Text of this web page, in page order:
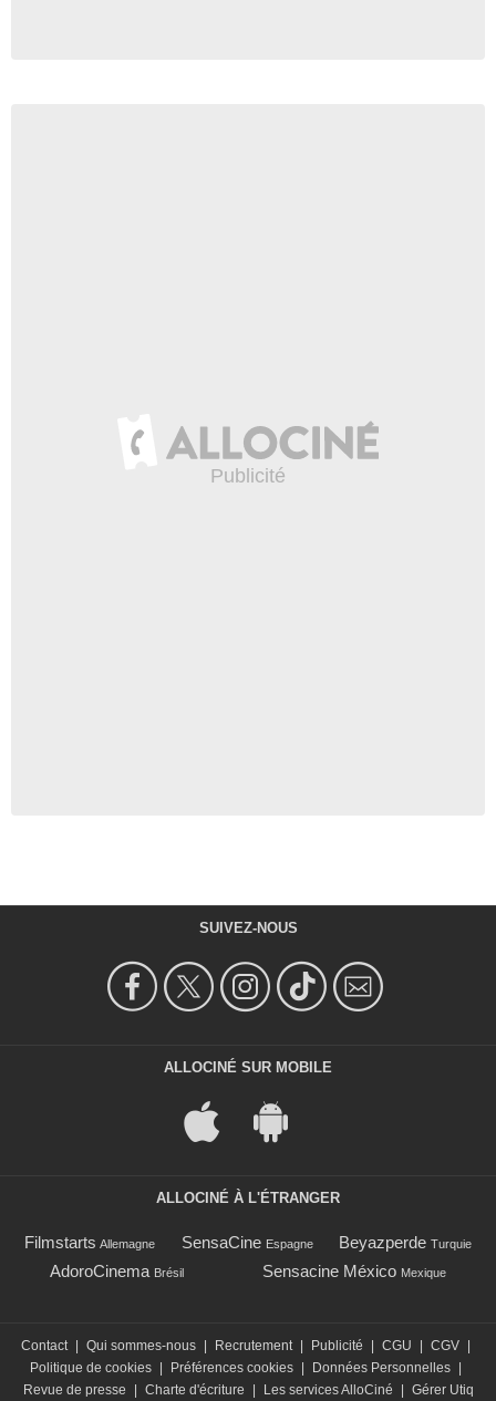
SUIVEZ-NOUS
ALLOCINÉ SUR MOBILE
ALLOCINÉ À L'ÉTRANGER
Filmstarts Allemagne SensaCine Espagne Beyazperde Turquie
AdoroCinema Brésil Sensacine México Mexique
Contact Qui sommes-nous Recrutement Publicité CGU CGV
Politique de cookies
Préférences cookies Données Personnelles
Revue de presse
Charte d'écriture Les services AlloCiné Gérer Utiq